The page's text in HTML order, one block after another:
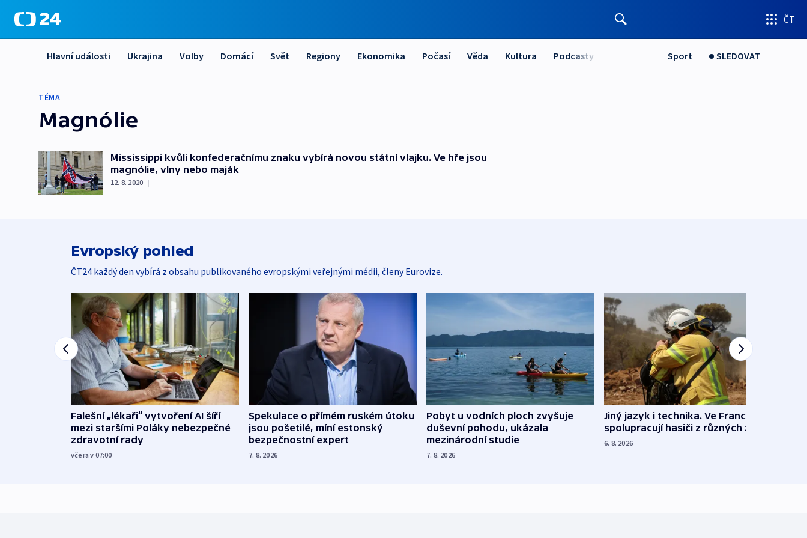
ČT
Hlavní události Ukrajina Volby Domácí Svět Regiony Ekonomika Počasí Věda Kultura Podcasty Sport SLEDOVAT
TÉMA
Magnólie
Mississippi kvůli konfederačnímu znaku vybírá novou státní vlajku. Ve hře jsou
magnólie, vlny nebo maják
12. 8. 2020 |
Evropský pohled
ČT24 každý den vybírá z obsahu publikovaného evropskými veřejnými médii, členy Eurovize.
Falešní „lékaři“ vytvoření AI šíří
mezi staršími Poláky nebezpečné
zdravotní rady
včera v 07:00
Spekulace o přímém ruském útoku
jsou pošetilé, míní estonský
bezpečnostní expert
7. 8. 2026
Pobyt u vodních ploch zvyšuje
duševní pohodu, ukázala
mezinárodní studie
7. 8. 2026
Jiný jazyk i technika. Ve Francii
spolupracují hasiči z různých zemí
6. 8. 2026